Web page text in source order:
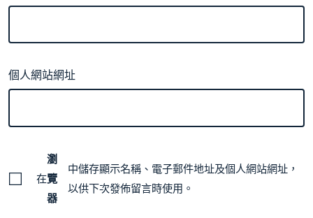
個人網站網址
在
瀏
覽
器
中儲存顯示名稱、電子郵件地址及個人網站網址，
以供下次發佈留言時使用。